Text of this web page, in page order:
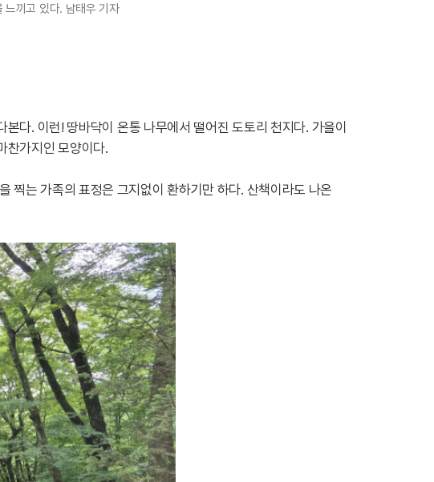
느끼고 있다. 남태우 기자
다. 이런! 땅바닥이 온통 나무에서 떨어진 도토리 천지다. 가을이
찬가지인 모양이다.
찍는 가족의 표정은 그지없이 환하기만 하다. 산책이라도 나온